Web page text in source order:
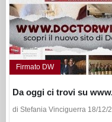
Firmato DW
Da oggi ci trovi su
di Stefania Vinciguerra 18/12/